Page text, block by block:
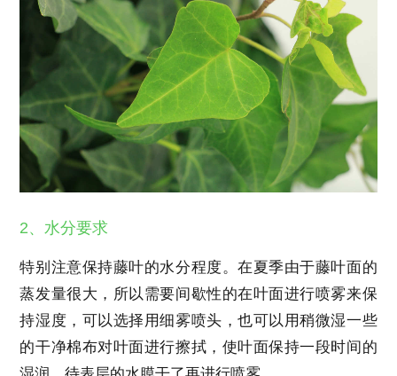
2、水分要求
特别注意保持藤叶的水分程度。在夏季由于藤叶面的
蒸发量很大，所以需要间歇性的在叶面进行喷雾来保
持湿度，可以选择用细雾喷头，也可以用稍微湿一些
的干净棉布对叶面进行擦拭，使叶面保持一段时间的